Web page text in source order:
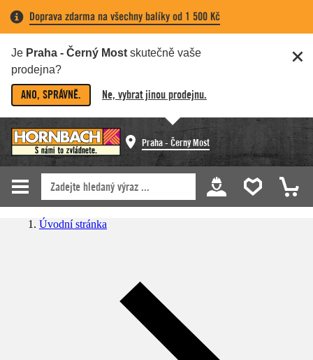
Doprava zdarma na všechny balíky od 1 500 Kč
Je Praha - Černý Most skutečně vaše
prodejna?
ANO, SPRÁVNĚ. Ne, vybrat jinou prodejnu.
Praha - Černý Most
Úvodní stránka